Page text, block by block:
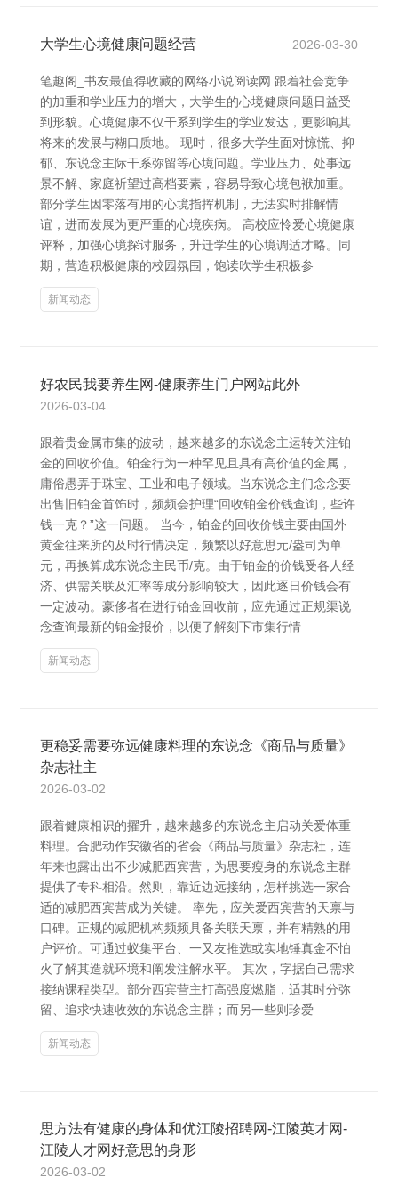
大学生心境健康问题经营 2026-03-30
笔趣阁_书友最值得收藏的网络小说阅读网 跟着社会竞争
的加重和学业压力的增大，大学生的心境健康问题日益受
到形貌。心境健康不仅干系到学生的学业发达，更影响其
将来的发展与糊口质地。 现时，很多大学生面对惊慌、抑
郁、东说念主际干系弥留等心境问题。学业压力、处事远
景不解、家庭祈望过高档要素，容易导致心境包袱加重。
部分学生因零落有用的心境指挥机制，无法实时排解情
谊，进而发展为更严重的心境疾病。 高校应怜爱心境健康
评释，加强心境探讨服务，升迁学生的心境调适才略。同
期，营造积极健康的校园氛围，饱读吹学生积极参
新闻动态
好农民我要养生网-健康养生门户网站此外
2026-03-04
跟着贵金属市集的波动，越来越多的东说念主运转关注铂
金的回收价值。铂金行为一种罕见且具有高价值的金属，
庸俗愚弄于珠宝、工业和电子领域。当东说念主们念念要
出售旧铂金首饰时，频频会护理“回收铂金价钱查询，些许
钱一克？”这一问题。 当今，铂金的回收价钱主要由国外
黄金往来所的及时行情决定，频繁以好意思元/盎司为单
元，再换算成东说念主民币/克。由于铂金的价钱受各人经
济、供需关联及汇率等成分影响较大，因此逐日价钱会有
一定波动。豪侈者在进行铂金回收前，应先通过正规渠说
念查询最新的铂金报价，以便了解刻下市集行情
新闻动态
更稳妥需要弥远健康料理的东说念《商品与质量》
杂志社主
2026-03-02
跟着健康相识的擢升，越来越多的东说念主启动关爱体重
料理。合肥动作安徽省的省会《商品与质量》杂志社，连
年来也露出出不少减肥西宾营，为思要瘦身的东说念主群
提供了专科相沿。然则，靠近边远接纳，怎样挑选一家合
适的减肥西宾营成为关键。 率先，应关爱西宾营的天禀与
口碑。正规的减肥机构频频具备关联天禀，并有精熟的用
户评价。可通过蚁集平台、一又友推选或实地锤真金不怕
火了解其造就环境和阐发注解水平。 其次，字据自己需求
接纳课程类型。部分西宾营主打高强度燃脂，适其时分弥
留、追求快速收效的东说念主群；而另一些则珍爱
新闻动态
思方法有健康的身体和优江陵招聘网-江陵英才网-
江陵人才网好意思的身形
2026-03-02